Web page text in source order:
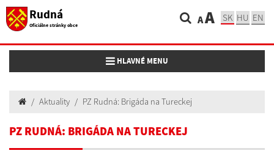
Rudná
Oficiálne stránky obce AA SK HU EN
Toggle navigation
HLAVNÉ MENU
Aktuality PZ Rudná: Brigáda na Tureckej
PZ RUDNÁ: BRIGÁDA NA TURECKEJ